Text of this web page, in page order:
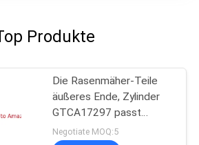
Produkte
Die Rasenmäher-Teile
äußeres Ende, Zylinder
GTCA17297 passt
Deere-Mäher
Negotiate MOQ:5